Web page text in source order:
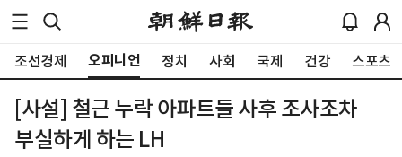
조선경제 오피니언 정치 사회 국제 건강 스포츠
[사설] 철근 누락 아파트들 사후 조사조차
부실하게 하는 LH